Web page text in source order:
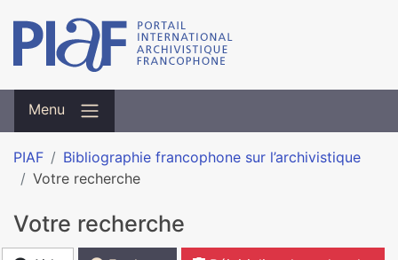
Menu
PIAF
Bibliographie francophone sur l’archivistique
Votre recherche
Votre recherche